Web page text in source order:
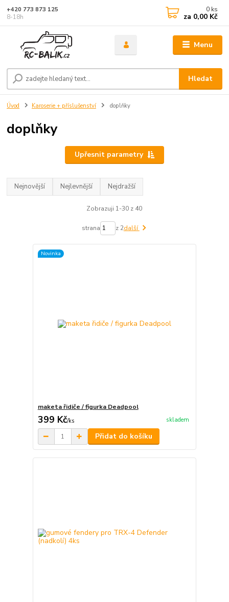
Menu
Hledat
+420 773 873 125
8-18h
0 ks
za 0,00 Kč
Úvod Karoserie + příslušenství doplňky
doplňky
Upřesnit parametry
Nejnovější Nejlevnější Nejdražší
Zobrazuji 1-30 z 40
strana z 2další
Novinka
maketa řidiče / figurka Deadpool
399 Kč/ks skladem
Přidat do košíku